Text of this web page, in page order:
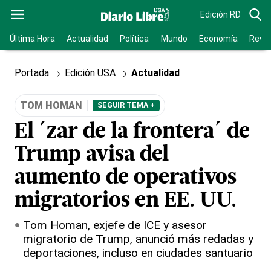
Edición RD
Última Hora Actualidad Política Mundo Economía
Portada Edición USA Actualidad
TOM HOMAN SEGUIR TEMA +
El ´zar de la frontera´ de
Trump avisa del
aumento de operativos
migratorios en EE. UU.
Tom Homan, exjefe de ICE y asesor
migratorio de Trump, anunció más redadas y
deportaciones, incluso en ciudades santuario